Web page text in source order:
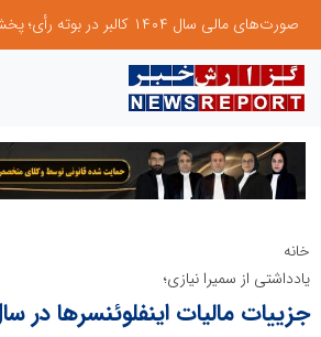
خانه
یادداشتی از سمیرا نیازی؛
جزییات مالیات اینفلوئنسرها در سال